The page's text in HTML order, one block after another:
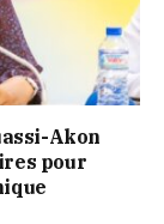
Akon
pour